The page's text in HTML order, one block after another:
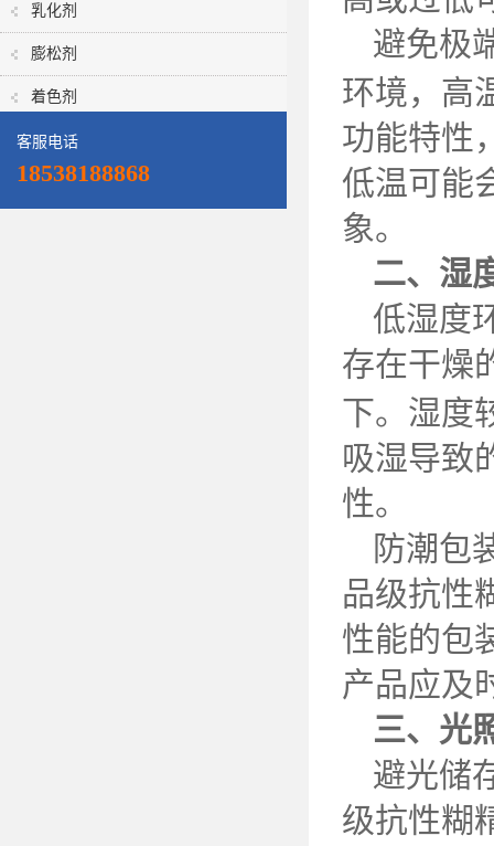
乳化剂
膨松剂
着色剂
客服电话
18538188868
避免极
环境，高
功能特性
低温可能
象。
二、湿
低湿度
存在干燥
下。湿度
吸湿导致
性。
防潮包
品级抗性
性能的包
产品应及
三、光
避光储
级抗性糊